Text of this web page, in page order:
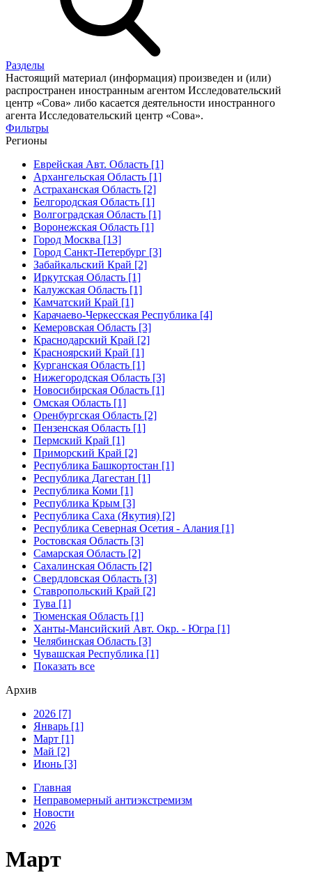
Разделы
Настоящий материал (информация) произведен и (или)
распространен иностранным агентом Исследовательский
центр «Сова» либо касается деятельности иностранного
агента Исследовательский центр «Сова».
Фильтры
Регионы
Еврейская Авт. Область [1]
Архангельская Область [1]
Астраханская Область [2]
Белгородская Область [1]
Волгоградская Область [1]
Воронежская Область [1]
Город Москва [13]
Город Санкт-Петербург [3]
Забайкальский Край [2]
Иркутская Область [1]
Калужская Область [1]
Камчатский Край [1]
Карачаево-Черкесская Республика [4]
Кемеровская Область [3]
Краснодарский Край [2]
Красноярский Край [1]
Курганская Область [1]
Нижегородская Область [3]
Новосибирская Область [1]
Омская Область [1]
Оренбургская Область [2]
Пензенская Область [1]
Пермский Край [1]
Приморский Край [2]
Республика Башкортостан [1]
Республика Дагестан [1]
Республика Коми [1]
Республика Крым [3]
Республика Саха (Якутия) [2]
Республика Северная Осетия - Алания [1]
Ростовская Область [3]
Самарская Область [2]
Сахалинская Область [2]
Свердловская Область [3]
Ставропольский Край [2]
Тува [1]
Тюменская Область [1]
Ханты-Мансийский Авт. Окр. - Югра [1]
Челябинская Область [3]
Чувашская Республика [1]
Показать все
Архив
2026 [7]
Январь [1]
Март [1]
Май [2]
Июнь [3]
Главная
Неправомерный антиэкстремизм
Новости
2026
Март